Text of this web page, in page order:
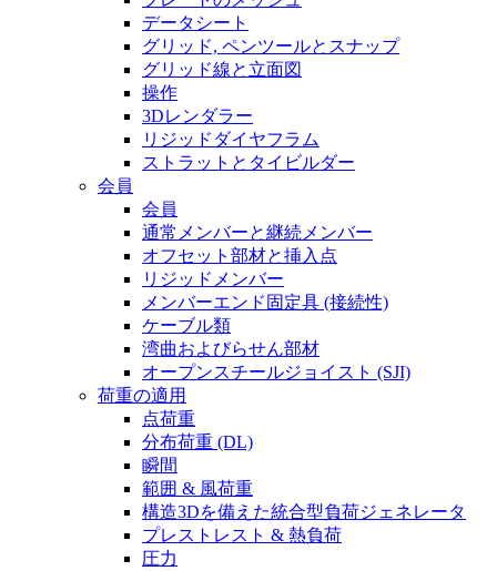
データシート
グリッド, ペンツールとスナップ
グリッド線と立面図
操作
3Dレンダラー
リジッドダイヤフラム
ストラットとタイビルダー
会員
会員
通常メンバーと継続メンバー
オフセット部材と挿入点
リジッドメンバー
メンバーエンド固定具 (接続性)
ケーブル類
湾曲およびらせん部材
オープンスチールジョイスト (SJI)
荷重の適用
点荷重
分布荷重 (DL)
瞬間
範囲 & 風荷重
構造3Dを備えた統合型負荷ジェネレータ
プレストレスト & 熱負荷
圧力